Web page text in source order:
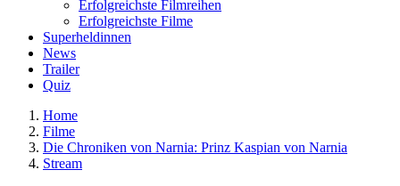
Erfolgreichste Filmreihen
Erfolgreichste Filme
Superheldinnen
News
Trailer
Quiz
Home
Filme
Die Chroniken von Narnia: Prinz Kaspian von Narnia
Stream